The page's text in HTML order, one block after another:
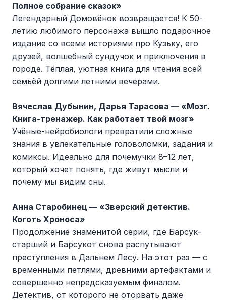
Полное собрание сказок»
Легендарный Домовёнок возвращается! К 50-
летию любимого персонажа вышло подарочное
издание со всеми историями про Кузьку, его
друзей, волшебный сундучок и приключения в
городе. Тёплая, уютная книга для чтения всей
семьёй долгими летними вечерами.
Вячеслав Дубынин, Дарья Тарасова — «Мозг.
Книга-тренажер. Как работает твой мозг»
Учёные-нейробиологи превратили сложные
знания в увлекательные головоломки, задания и
комиксы. Идеально для почемучки 8–12 лет,
который хочет понять, где живут мысли и
почему мы видим сны.
Анна Старобинец — «Зверский детектив.
Коготь Хроноса»
Продолжение знаменитой серии, где Барсук-
старший и Барсукот снова распутывают
преступления в Дальнем Лесу. На этот раз — с
временными петлями, древними артефактами и
совершенно непредсказуемым финалом.
Детектив, от которого не оторвать даже